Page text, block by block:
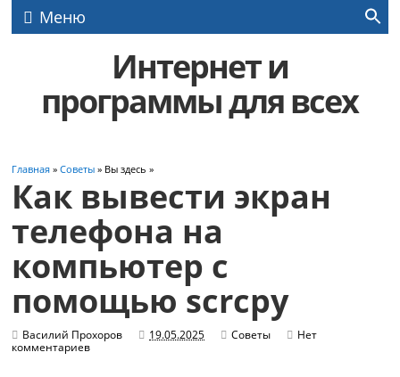
Меню
Интернет и
программы для всех
Главная »Советы » Вы здесь »
Как вывести экран
телефона на
компьютер с
помощью scrcpy
Василий Прохоров 19.05.2025 Советы
Нет
комментариев